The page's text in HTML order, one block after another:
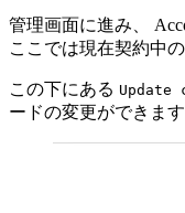
管理画面に進み、
ここでは現在契約中
この下にある
ードの変更ができます